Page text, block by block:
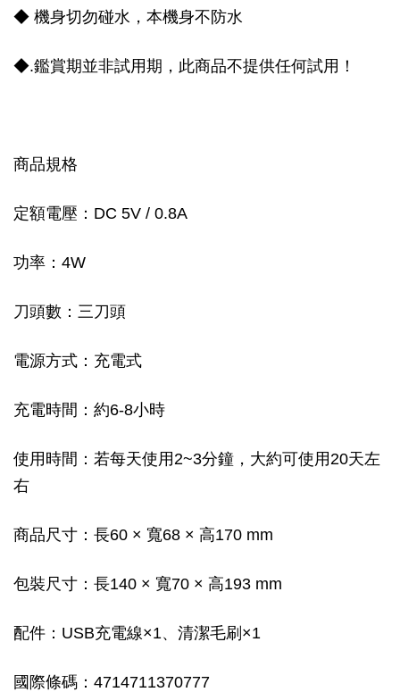
◆ 機身切勿碰水，本機身不防水
◆.鑑賞期並非試用期，此商品不提供任何試用！
商品規格
定額電壓：DC 5V / 0.8A
功率：4W
刀頭數：三刀頭
電源方式：充電式
充電時間：約6-8小時
使用時間：若每天使用2~3分鐘，大約可使用20天左
右
商品尺寸：長60 × 寬68 × 高170 mm
包裝尺寸：長140 × 寬70 × 高193 mm
配件：USB充電線×1、清潔毛刷×1
國際條碼：4714711370777